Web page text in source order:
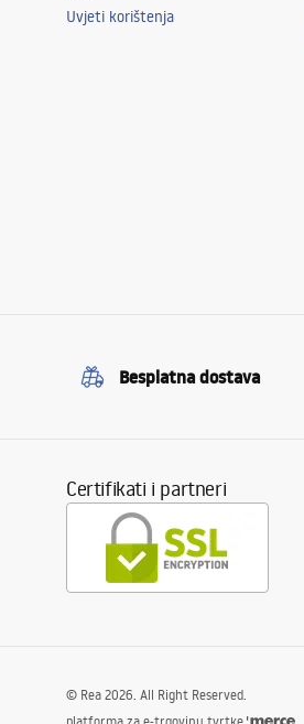
Uvjeti korištenja
Besplatna dostava
Certifikati i partneri
© Rea 2026. All Right Reserved.